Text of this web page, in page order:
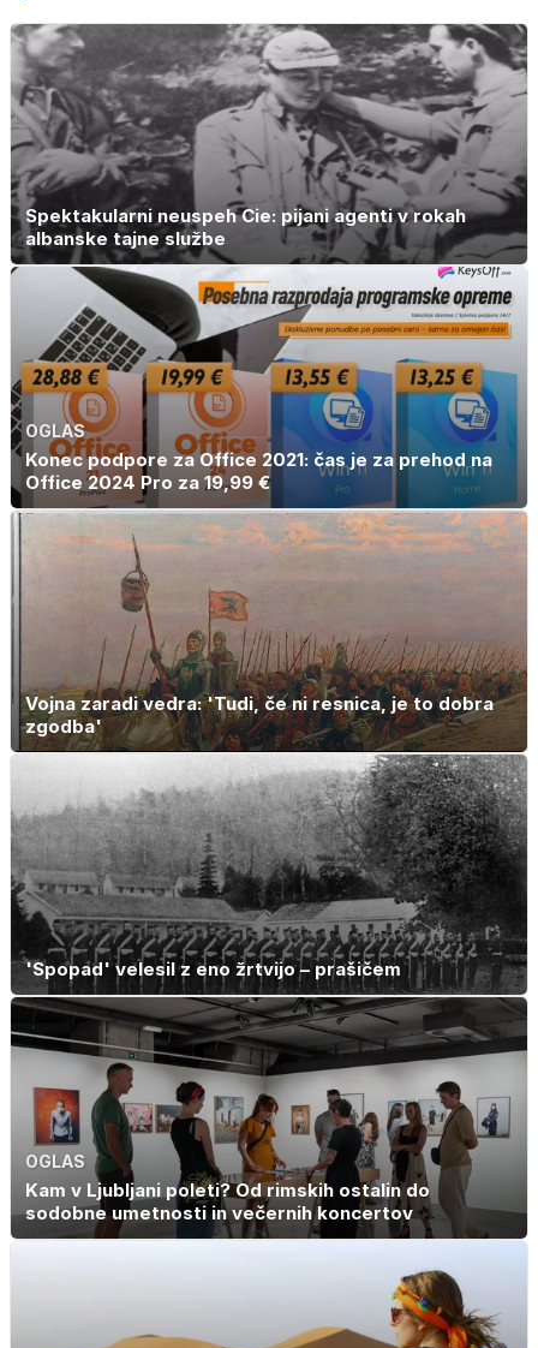
Spektakularni neuspeh Cie: pijani agenti v rokah
albanske tajne službe
OGLAS
Konec podpore za Office 2021: čas je za prehod na
Office 2024 Pro za 19,99 €
Vojna zaradi vedra: 'Tudi, če ni resnica, je to dobra
zgodba'
'Spopad' velesil z eno žrtvijo – prašičem
OGLAS
Kam v Ljubljani poleti? Od rimskih ostalin do
sodobne umetnosti in večernih koncertov